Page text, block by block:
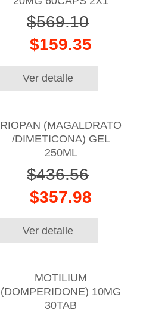
$569.10
$159.35
Ver detalle
RIOPAN (MAGALDRATO
/DIMETICONA) GEL
250ML
$436.56
$357.98
Ver detalle
MOTILIUM
(DOMPERIDONE) 10MG
30TAB